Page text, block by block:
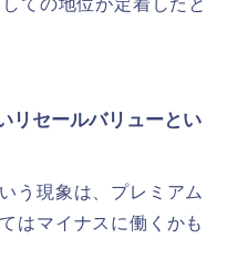
リセールバリューとい
う現象は、プレミアム
はマイナスに働くかも